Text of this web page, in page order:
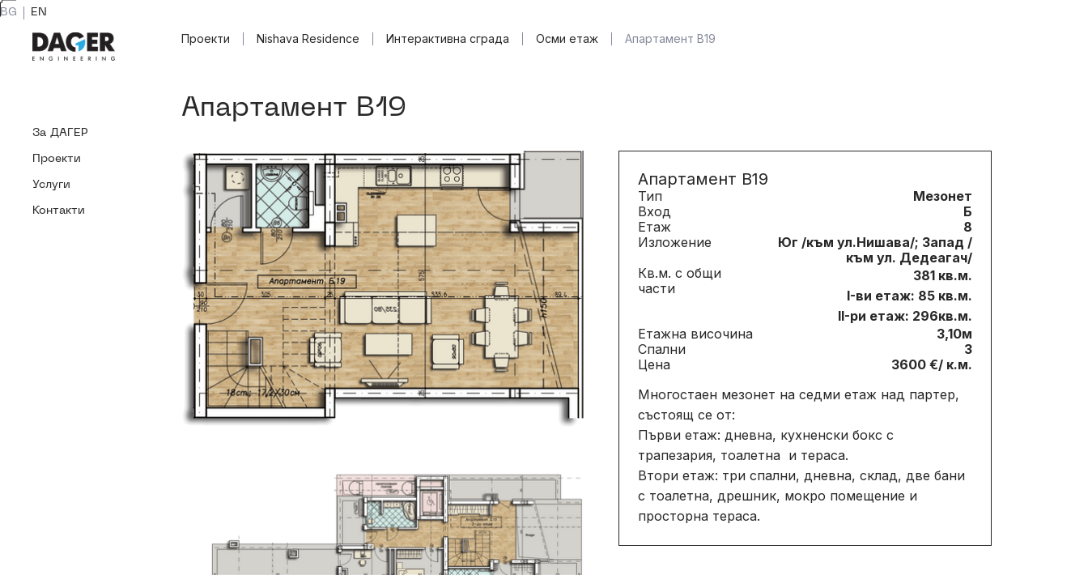
За ДАГЕР
Проекти
Услуги
Контакти
BG
EN
Проекти
Nishava Residence
Интерактивна сграда
Осми етаж
Апартамент B19
Апартамент B19
Апартамент B19
Тип
Мезонет
Вход
Б
Етаж
8
Изложение
Юг /към ул.Нишава/; Запад /
към ул. Дедеагач/
Кв.м. с общи
части
381 кв.м.
I-ви етаж: 85 кв.м.
II-ри етаж: 296кв.м.
Етажна височина
3,10м
Спални
3
Цена
3600 €/ к.м.
Многостаен мезонет на седми етаж над партер,
състоящ се от:
Първи етаж: дневна, кухненски бокс с
трапезария, тоалетна и тераса.
Втори етаж: три спални, дневна, склад, две бани
с тоалетна, дрешник, мокро помещение и
просторна тераса.